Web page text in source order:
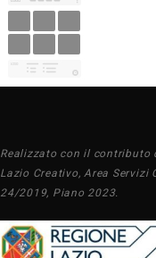
Realizzato con il contributo
Lazio Creativo, Area Servizi
24/2019, Piano 2023.